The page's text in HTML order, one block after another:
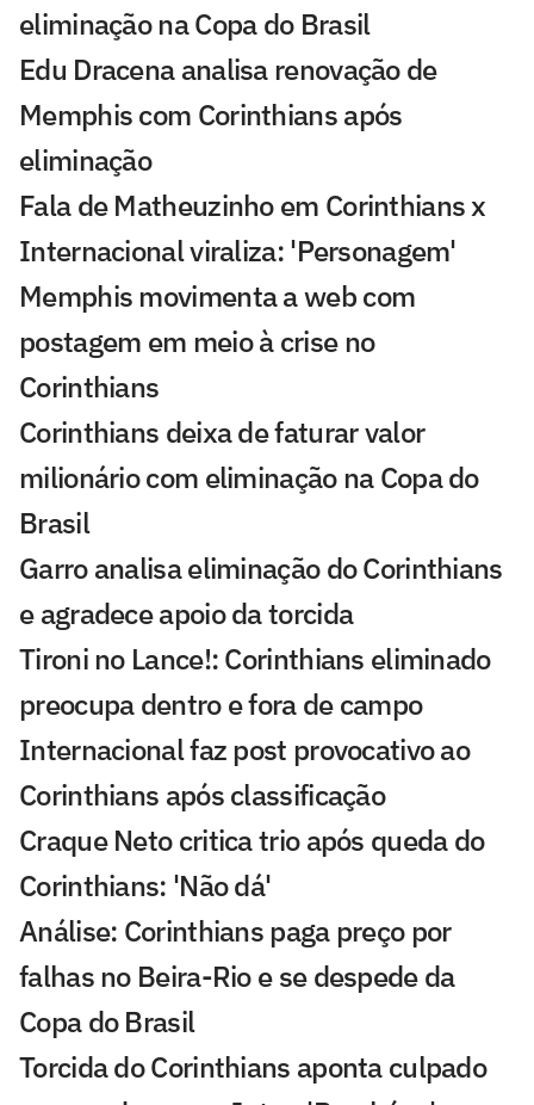
eliminação na Copa do Brasil
Edu Dracena analisa renovação de
Memphis com Corinthians após
eliminação
Fala de Matheuzinho em Corinthians x
Internacional viraliza: 'Personagem'
Memphis movimenta a web com
postagem em meio à crise no
Corinthians
Corinthians deixa de faturar valor
milionário com eliminação na Copa do
Brasil
Garro analisa eliminação do Corinthians
e agradece apoio da torcida
Tironi no Lance!: Corinthians eliminado
preocupa dentro e fora de campo
Internacional faz post provocativo ao
Corinthians após classificação
Craque Neto critica trio após queda do
Corinthians: 'Não dá'
Análise: Corinthians paga preço por
falhas no Beira-Rio e se despede da
Copa do Brasil
Torcida do Corinthians aponta culpado